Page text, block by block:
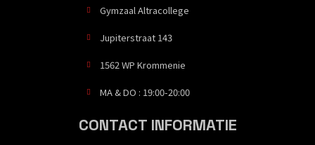
Gymzaal Altracollege
Jupiterstraat 143
1562 WP Krommenie
MA & DO : 19:00-20:00
CONTACT INFORMATIE